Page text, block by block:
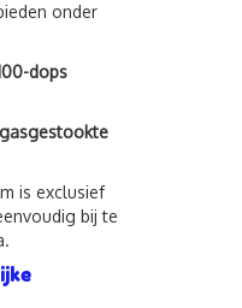
onder
dops
is exclusief
bij te